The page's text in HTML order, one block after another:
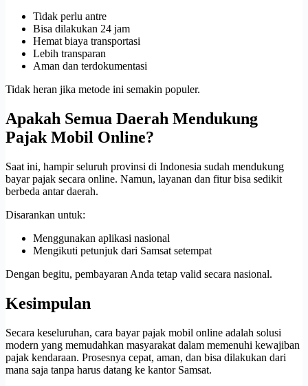
Tidak perlu antre
Bisa dilakukan 24 jam
Hemat biaya transportasi
Lebih transparan
Aman dan terdokumentasi
Tidak heran jika metode ini semakin populer.
Apakah Semua Daerah Mendukung
Pajak Mobil Online?
Saat ini, hampir seluruh provinsi di Indonesia sudah mendukung
bayar pajak secara online. Namun, layanan dan fitur bisa sedikit
berbeda antar daerah.
Disarankan untuk:
Menggunakan aplikasi nasional
Mengikuti petunjuk dari Samsat setempat
Dengan begitu, pembayaran Anda tetap valid secara nasional.
Kesimpulan
Secara keseluruhan, cara bayar pajak mobil online adalah solusi
modern yang memudahkan masyarakat dalam memenuhi kewajiban
pajak kendaraan. Prosesnya cepat, aman, dan bisa dilakukan dari
mana saja tanpa harus datang ke kantor Samsat.